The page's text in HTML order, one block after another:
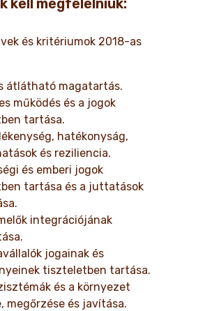
kell megfelelniük:
és kritériumok 2018-as
átlátható magatartás.
működés és a jogok
tartása.
hatékonyság,
és reziliencia.
és emberi jogok
tartása és a juttatások
integrációjának
jogainak és
tiszteletben tartása.
és a környezet
megőrzése és javítása.